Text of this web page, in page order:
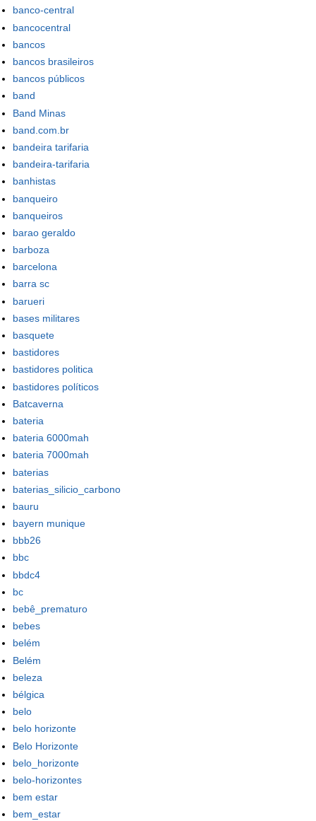
banco-central
bancocentral
bancos
bancos brasileiros
bancos públicos
band
Band Minas
band.com.br
bandeira tarifaria
bandeira-tarifaria
banhistas
banqueiro
banqueiros
barao geraldo
barboza
barcelona
barra sc
barueri
bases militares
basquete
bastidores
bastidores politica
bastidores políticos
Batcaverna
bateria
bateria 6000mah
bateria 7000mah
baterias
baterias_silicio_carbono
bauru
bayern munique
bbb26
bbc
bbdc4
bc
bebê_prematuro
bebes
belém
Belém
beleza
bélgica
belo
belo horizonte
Belo Horizonte
belo_horizonte
belo-horizontes
bem estar
bem_estar